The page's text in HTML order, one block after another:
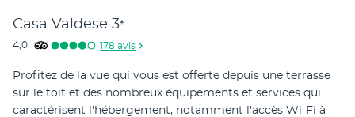
Casa Valdese 3*
4,0 178 avis
Profitez de la vue qui vous est offerte depuis une terrasse
sur le toit et des nombreux équipements et services qui
caractérisent l'hébergement, notamment l'accès Wi-Fi à